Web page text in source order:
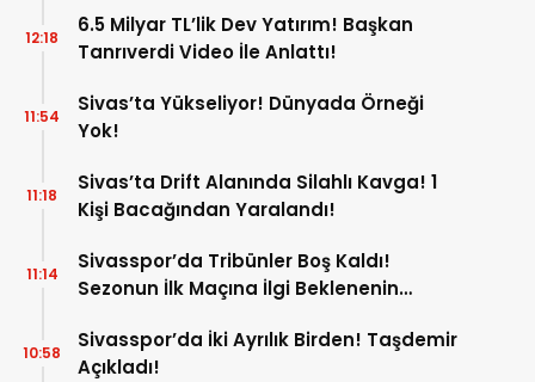
6.5 Milyar TL’lik Dev Yatırım! Başkan
Tanrıverdi Video İle Anlattı!
12:18
Sivas’ta Yükseliyor! Dünyada Örneği
Yok!
11:54
Sivas’ta Drift Alanında Silahlı Kavga! 1
Kişi Bacağından Yaralandı!
11:18
Sivasspor’da Tribünler Boş Kaldı!
Sezonun İlk Maçına İlgi Beklenenin
11:14
Sivasspor’da İki Ayrılık Birden! Taşdemir
Açıkladı!
10:58